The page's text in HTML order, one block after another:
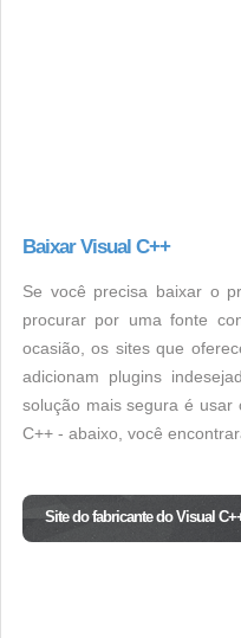
Baixar Visual C++
Se você precisa baixar o
procurar por uma fonte
ocasião, os sites que
adicionam plugins
solução mais segura é usar
C++ - abaixo, você
Site do fabricante do Visual